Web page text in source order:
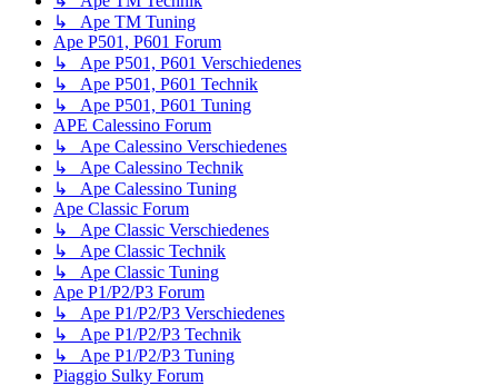
↳ Ape TM Tuning
Ape P501, P601 Forum
↳ Ape P501, P601 Verschiedenes
↳ Ape P501, P601 Technik
↳ Ape P501, P601 Tuning
APE Calessino Forum
↳ Ape Calessino Verschiedenes
↳ Ape Calessino Technik
↳ Ape Calessino Tuning
Ape Classic Forum
↳ Ape Classic Verschiedenes
↳ Ape Classic Technik
↳ Ape Classic Tuning
Ape P1/P2/P3 Forum
↳ Ape P1/P2/P3 Verschiedenes
↳ Ape P1/P2/P3 Technik
↳ Ape P1/P2/P3 Tuning
Piaggio Sulky Forum